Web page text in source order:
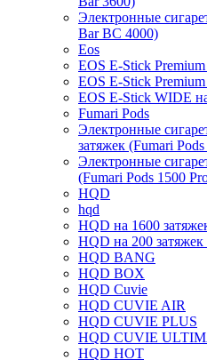
Электронные
Bar BC 4000)
Eos
EOS E-Stick
EOS E-Stick
EOS E-Stick WIDE
Fumari Pods
Электронные
затяжек (Fumari
Электронные
(Fumari Pods 1500
HQD
hqd
HQD на 1600
HQD на 200
HQD BANG
HQD BOX
HQD Cuvie
HQD CUVIE AIR
HQD CUVIE PLUS
HQD CUVIE
HQD HOT